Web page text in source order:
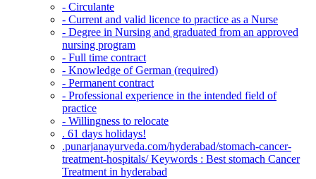
- Circulante
- Current and valid licence to practice as a Nurse
- Degree in Nursing and graduated from an approved
nursing program
- Full time contract
- Knowledge of German (required)
- Permanent contract
- Professional experience in the intended field of
practice
- Willingness to relocate
. 61 days holidays!
.punarjanayurveda.com/hyderabad/stomach-cancer-
treatment-hospitals/ Keywords : Best stomach Cancer
Treatment in hyderabad